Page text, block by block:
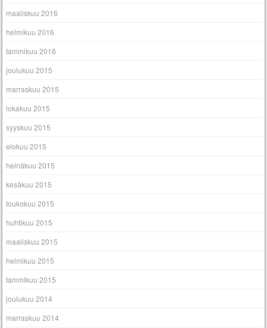
maaliskuu 2016
helmikuu 2016
tammikuu 2016
joulukuu 2015
marraskuu 2015
lokakuu 2015
syyskuu 2015
elokuu 2015
heinäkuu 2015
kesäkuu 2015
toukokuu 2015
huhtikuu 2015
maaliskuu 2015
helmikuu 2015
tammikuu 2015
joulukuu 2014
marraskuu 2014